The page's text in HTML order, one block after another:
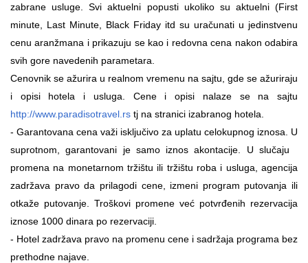
zabrane usluge. Svi aktuelni popusti ukoliko su aktuelni (First
minute, Last Minute, Black Friday itd su uračunati u jedinstvenu
cenu aranžmana i prikazuju se kao i redovna cena nakon odabira
svih gore navedenih parametara.
Cenovnik se ažurira u realnom vremenu na sajtu, gde se ažuriraju
i opisi hotela i usluga. Cene i opisi nalaze se na sajtu
http://www.paradisotravel.rs tj na stranici izabranog hotela.
- Garantovana cena važi isključivo za uplatu celokupnog iznosa. U
suprotnom, garantovani je samo iznos akontacije. U slučaju
promena na monetarnom tržištu ili tržištu roba i usluga, agencija
zadržava pravo da prilagodi cene, izmeni program putovanja ili
otkaže putovanje. Troškovi promene već potvrđenih rezervacija
iznose 1000 dinara po rezervaciji.
- Hotel zadržava pravo na promenu cene i sadržaja programa bez
prethodne najave.